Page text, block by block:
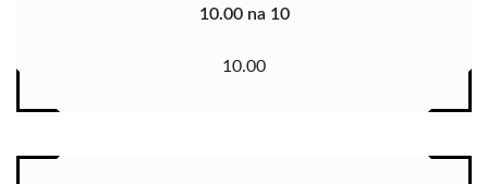
10.00 na 10
10.00